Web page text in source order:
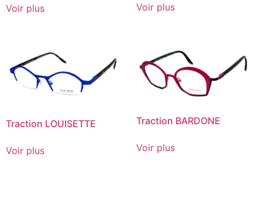
Voir plus Voir plus
Traction LOUISETTE
Voir plus
Traction BARDONE
Voir plus